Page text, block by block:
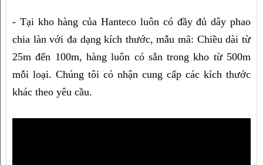
- Tại kho hàng của Hanteco luôn có đầy đủ dây phao
chia làn với đa dạng kích thước, mẫu mã: Chiều dài từ
25m đến 100m, hàng luôn có sẵn trong kho từ 500m
mỗi loại. Chúng tôi có nhận cung cấp các kích thước
khác theo yêu cầu.